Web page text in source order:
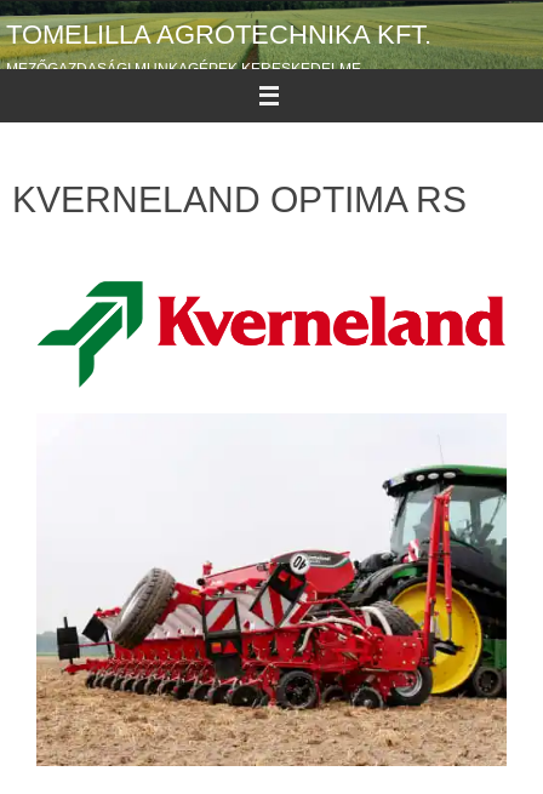
TOMELILLA AGROTECHNIKA KFT.
MEZŐGAZDASÁGI MUNKAGÉPEK KERESKEDELME
KVERNELAND OPTIMA RS